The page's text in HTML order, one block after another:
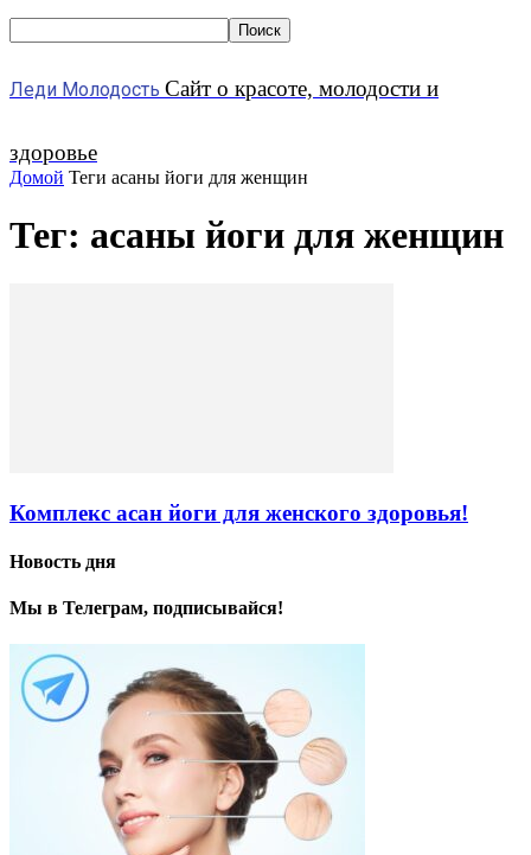
Леди Молодость Сайт о красоте, молодости и
здоровье
Домой Теги асаны йоги для женщин
Тег: асаны йоги для женщин
Комплекс асан йоги для женского здоровья!
Новость дня
Мы в Телеграм, подписывайся!